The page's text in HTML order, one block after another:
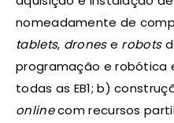
nomeadamente de
tablets, dronese robots
programação e robótica
todas as EB1; b)
onlinecom recursos